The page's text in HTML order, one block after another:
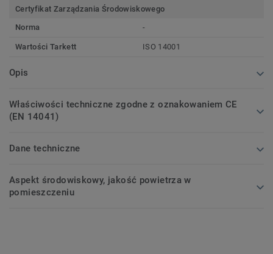
Certyfikat Zarządzania Środowiskowego
Norma
-
Wartości Tarkett ISO 14001
Opis
Właściwości techniczne zgodne z oznakowaniem CE
(EN 14041)
Dane techniczne
Aspekt środowiskowy, jakość powietrza w
pomieszczeniu